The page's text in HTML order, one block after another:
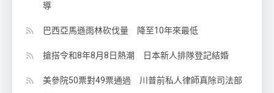
導
巴西亞馬遜雨林砍伐量 降至10年來最低
搶搭令和8年8月8日熱潮 日本新人排隊登記結婚
美參院50票對49票通過 川普前私人律師真除司法部